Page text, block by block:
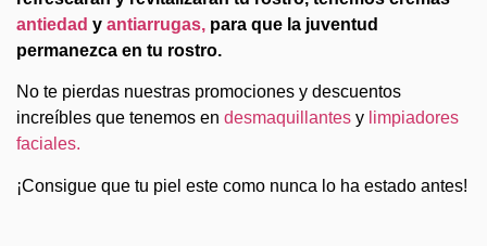
antiedad y antiarrugas, para que la juventud
permanezca en tu rostro.
No te pierdas nuestras promociones y descuentos
increíbles que tenemos en desmaquillantes y limpiadores
faciales.
¡Consigue que tu piel este como nunca lo ha estado antes!